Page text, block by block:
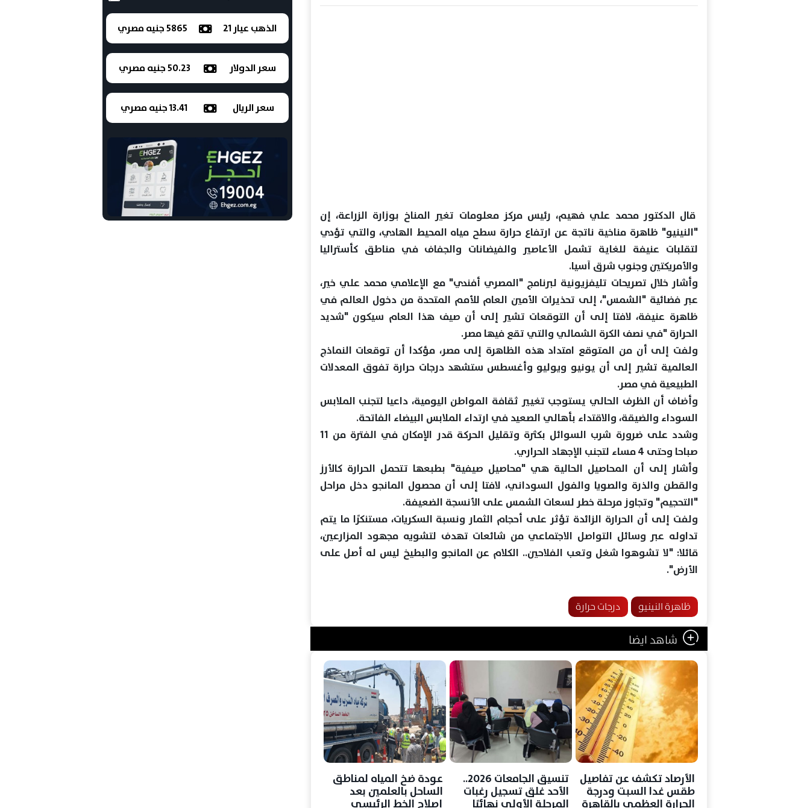
قال الدكتور محمد علي فهيم، رئيس مركز معلومات تغير المناخ بوزارة الزراعة، إن
"النينيو" ظاهرة مناخية ناتجة عن ارتفاع حرارة سطح مياه المحيط الهادي، والتي تؤدي
لتقلبات عنيفة للغاية تشمل الأعاصير والفيضانات والجفاف في مناطق كأستراليا
والأمريكتين وجنوب شرق آسيا.
وأشار خلال تصريحات تليفزيونية لبرنامج "المصري أفندي" مع الإعلامي محمد علي خير،
عبر فضائية "الشمس"، إلى تحذيرات الأمين العام للأمم المتحدة من دخول العالم في
ظاهرة عنيفة، لافتا إلى أن التوقعات تشير إلى أن صيف هذا العام سيكون "شديد
الحرارة "في نصف الكرة الشمالي والتي تقع فيها مصر.
ولفت إلى أن من المتوقع امتداد هذه الظاهرة إلى مصر، مؤكدا أن توقعات النماذج
العالمية تشير إلى أن يونيو ويوليو وأغسطس ستشهد درجات حرارة تفوق المعدلات
الطبيعية في مصر.
وأضاف أن الظرف الحالي يستوجب تغيير ثقافة المواطن اليومية، داعيا لتجنب الملابس
السوداء والضيقة، والاقتداء بأهالي الصعيد في ارتداء الملابس البيضاء الفاتحة.
وشدد على ضرورة شرب السوائل بكثرة وتقليل الحركة قدر الإمكان في الفترة من 11
صباحا وحتى 4 مساء لتجنب الإجهاد الحراري.
وأشار إلى أن المحاصيل الحالية هي "محاصيل صيفية" بطبعها تتحمل الحرارة كالأرز
والقطن والذرة والصويا والفول السوداني، لافتا إلى أن محصول المانجو دخل مراحل
"التحجيم" وتجاوز مرحلة خطر لسعات الشمس على الأنسجة الضعيفة.
ولفت إلى أن الحرارة الزائدة تؤثر على أحجام الثمار ونسبة السكريات، مستنكرًا ما يتم
تداوله عبر وسائل التواصل الاجتماعي من شائعات تهدف لتشويه مجهود المزارعين،
قائلا: "لا تشوهوا شغل وتعب الفلاحين.. الكلام عن المانجو والبطيخ ليس له أصل على
الأرض".
ظاهرة النينيو درجات حرارة
شاهد ايضا
الأرصاد تكشف عن تفاصيل
طقس غدا السبت ودرجة
الحرارة العظمى بالقاهرة
تنسيق الجامعات 2026..
الأحد غلق تسجيل رغبات
المرحلة الأولى نهائيًا
عودة ضخ المياه لمناطق
الساحل بالعلمين بعد
إصلاح الخط الرئيسي
الذهب عيار 21 5865 جنيه مصري
سعر الدولار 50.23 جنيه مصري
سعر الريال 13.41 جنيه مصري